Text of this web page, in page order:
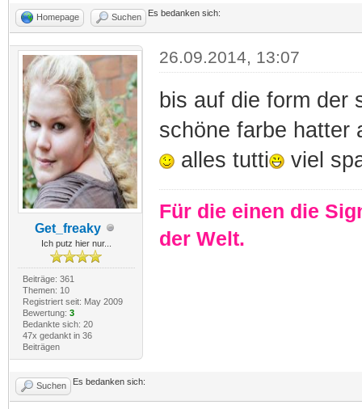
Homepage Suchen Es bedanken sich:
Get_freaky
Ich putz hier nur...
Beiträge: 361
Themen: 10
Registriert seit: May 2009
Bewertung: 3
Bedankte sich: 20
47x gedankt in 36
Beiträgen
26.09.2014, 13:07
bis auf die form der
schöne farbe hatter
alles tutti
viel
Für die einen die
der Welt.
Suchen Es bedanken sich: